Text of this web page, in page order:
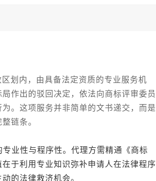
内，由具备法定资质的专业服务机
作出的驳回决定，依法向商标评审委员
。这项服务并非简单的文书递交，而是
链条。
业性与程序性。代理方需精通《商标
于利用专业知识弥补申请人在法律程序
的法律救济机会。